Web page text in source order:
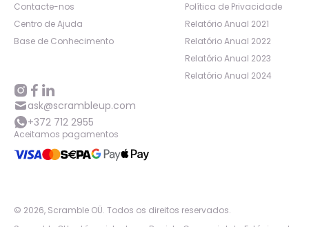
Contacte-nos
Centro de Ajuda
Base de Conhecimento
Política de Privacidade
Relatório Anual 2021
Relatório Anual 2022
Relatório Anual 2023
Relatório Anual 2024
ask@scrambleup.com
+372 712 2955
Aceitamos pagamentos
© 2026, Scramble OÜ. Todos os direitos reservados.